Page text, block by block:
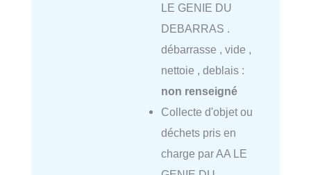
LE GENIE DU
DEBARRAS .
débarrasse , vide ,
nettoie , deblais :
non renseigné
Collecte d'objet ou
déchets pris en
charge par AA LE